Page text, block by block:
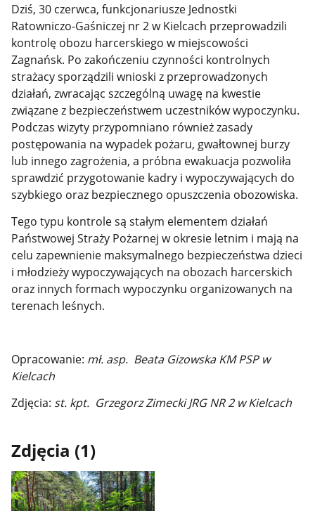
Dziś, 30 czerwca, funkcjonariusze Jednostki
Ratowniczo-Gaśniczej nr 2 w Kielcach przeprowadzili
kontrolę obozu harcerskiego w miejscowości
Zagnańsk. Po zakończeniu czynności kontrolnych
strażacy sporządzili wnioski z przeprowadzonych
działań, zwracając szczególną uwagę na kwestie
związane z bezpieczeństwem uczestników wypoczynku.
Podczas wizyty przypomniano również zasady
postępowania na wypadek pożaru, gwałtownej burzy
lub innego zagrożenia, a próbna ewakuacja pozwoliła
sprawdzić przygotowanie kadry i wypoczywających do
szybkiego oraz bezpiecznego opuszczenia obozowiska.
Tego typu kontrole są stałym elementem działań
Państwowej Straży Pożarnej w okresie letnim i mają na
celu zapewnienie maksymalnego bezpieczeństwa dzieci
i młodzieży wypoczywających na obozach harcerskich
oraz innych formach wypoczynku organizowanych na
terenach leśnych.
Opracowanie: mł. asp. Beata Gizowska KM PSP w
Kielcach
Zdjęcia: st. kpt. Grzegorz Zimecki JRG NR 2 w Kielcach
Zdjęcia (1)